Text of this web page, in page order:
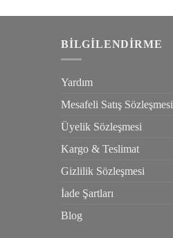
aldı
BILGILENDIRME
Yardım
Mesafeli Satış Sözleşmesi
Üyelik Sözleşmesi
Kargo & Teslimat
Gizlilik Sözleşmesi
İade Şartları
Blog